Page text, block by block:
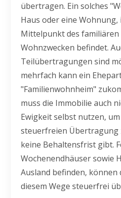
übertragen. Ein solches
Haus oder eine Wohnung,
Mittelpunkt des familiären
Wohnzwecken befindet.
Teilübertragungen sind
mehrfach kann ein
"Familienwohnheim"
muss die Immobilie auch
Ewigkeit selbst nutzen,
steuerfreien Übertragung
keine Behaltensfrist gibt.
Wochenendhäuser sowie
Ausland befinden,
diesem Wege steuerfrei